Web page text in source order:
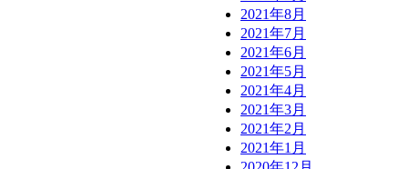
2021年8月
2021年7月
2021年6月
2021年5月
2021年4月
2021年3月
2021年2月
2021年1月